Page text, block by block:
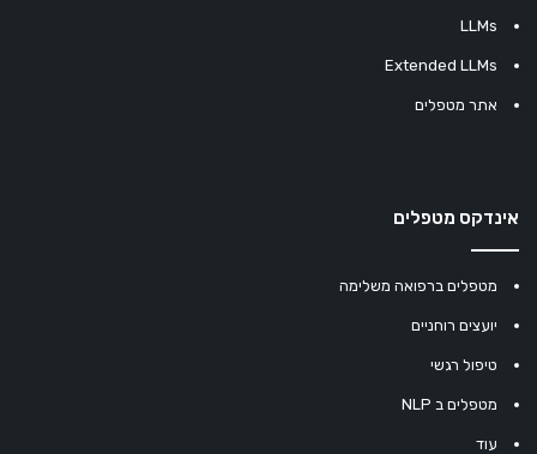
LLMs
Extended LLMs
אתר מטפלים
אינדקס מטפלים
מטפלים ברפואה משלימה
יועצים רוחניים
טיפול רגשי
מטפלים ב NLP
עוד